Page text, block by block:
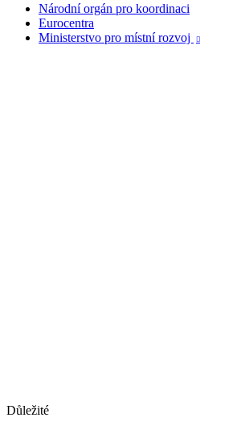
Národní orgán pro koordinaci
Eurocentra
Ministerstvo pro místní rozvoj

Důležité